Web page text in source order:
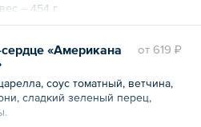
– 454 г
oт 619 ₽
«Американа
соус томатный, ветчина,
сладкий зеленый перец,